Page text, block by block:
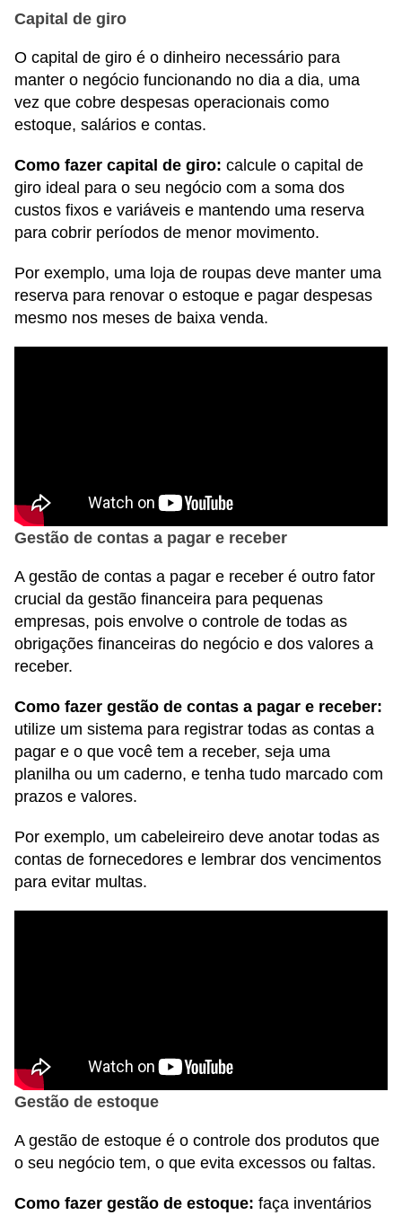
Capital de giro
O capital de giro é o dinheiro necessário para
manter o negócio funcionando no dia a dia, uma
vez que cobre despesas operacionais como
estoque, salários e contas.
Como fazer capital de giro: calcule o capital de
giro ideal para o seu negócio com a soma dos
custos fixos e variáveis e mantendo uma reserva
para cobrir períodos de menor movimento.
Por exemplo, uma loja de roupas deve manter uma
reserva para renovar o estoque e pagar despesas
mesmo nos meses de baixa venda.
Gestão de contas a pagar e receber
A gestão de contas a pagar e receber é outro fator
crucial da gestão financeira para pequenas
empresas, pois envolve o controle de todas as
obrigações financeiras do negócio e dos valores a
receber.
Como fazer gestão de contas a pagar e receber:
utilize um sistema para registrar todas as contas a
pagar e o que você tem a receber, seja uma
planilha ou um caderno, e tenha tudo marcado com
prazos e valores.
Por exemplo, um cabeleireiro deve anotar todas as
contas de fornecedores e lembrar dos vencimentos
para evitar multas.
Gestão de estoque
A gestão de estoque é o controle dos produtos que
o seu negócio tem, o que evita excessos ou faltas.
Como fazer gestão de estoque: faça inventários